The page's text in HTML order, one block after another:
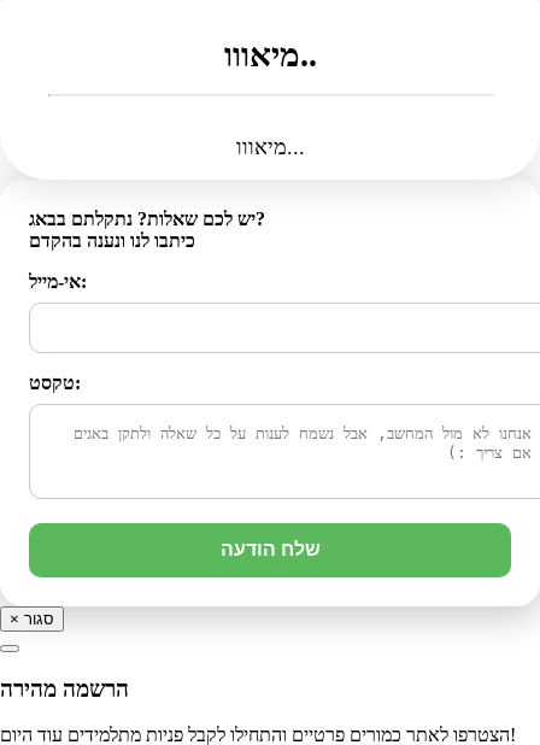
מיאווו..
מיאווו...
יש לכם שאלות? נתקלתם בבאג?
כיתבו לנו ונענה בהקדם
אי-מייל:
טקסט:
שלח הודעה
× סגור
הרשמה מהירה
הצטרפו לאתר כמורים פרטיים והתחילו לקבל פניות מתלמידים עוד היום!